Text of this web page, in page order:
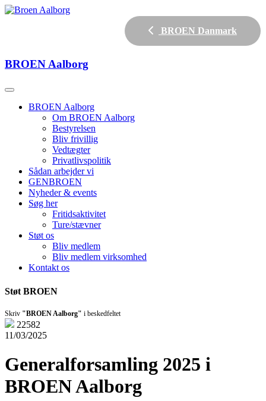
BROEN Danmark
BROEN Aalborg
BROEN Aalborg
Om BROEN Aalborg
Bestyrelsen
Bliv frivillig
Vedtægter
Privatlivspolitik
Sådan arbejder vi
GENBROEN
Nyheder & events
Søg her
Fritidsaktivitet
Ture/stævner
Støt os
Bliv medlem
Bliv medlem virksomhed
Kontakt os
Støt BROEN
Skriv "BROEN Aalborg" i beskedfeltet
22582
11/03/2025
Generalforsamling 2025 i
BROEN Aalborg